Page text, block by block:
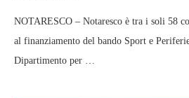
NOTARESCO – Notaresco è tra i soli 58
al finanziamento del bando Sport e
Dipartimento per …